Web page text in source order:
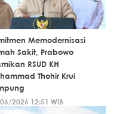
Memodernisasi
Sakit, Prabowo
RSUD KH
Thohir Krui
2026 12:51 WIB